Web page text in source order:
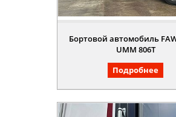
Бортовой автомобиль
UMM 806Т
Подробнее